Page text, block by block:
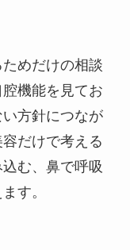
めだけの相談
機能を見てお
方針につなが
だけで考える
む、鼻で呼吸
す。